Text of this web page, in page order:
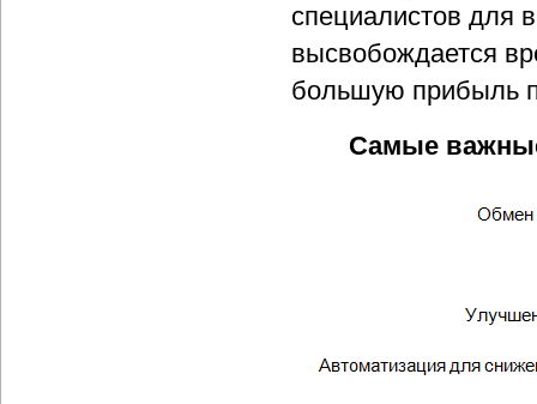
специалистов для
высвобождается
большую прибыль
Самые